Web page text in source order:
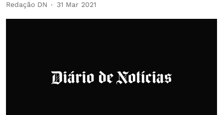
Redação DN 31 Mar 2021